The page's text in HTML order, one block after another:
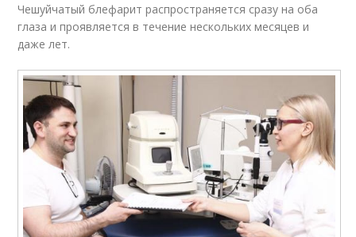
Чешуйчатый блефарит распространяется сразу на оба
глаза и проявляется в течение нескольких месяцев и
даже лет.